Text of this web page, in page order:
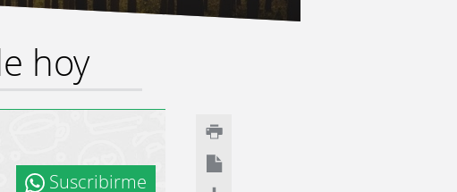
hoy
Suscribirme